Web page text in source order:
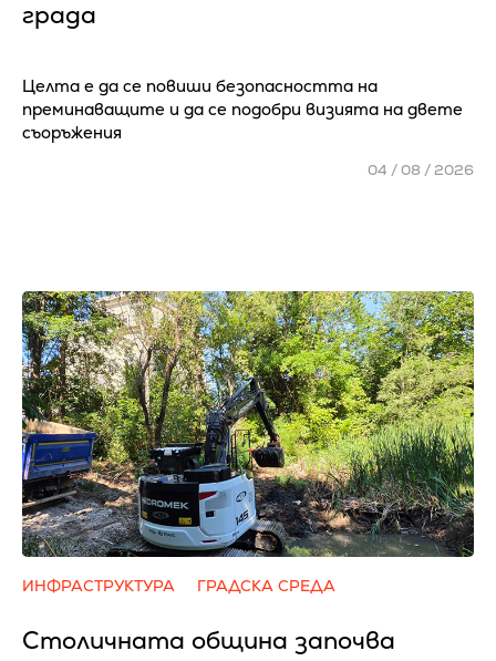
града
Целта е да се повиши безопасността на
преминаващите и да се подобри визията на двете
съоръжения
04 / 08 / 2026
ИНФРАСТРУКТУРА ГРАДСКА СРЕДА
Столичната община започва